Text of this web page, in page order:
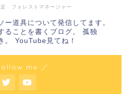
定 フォレストマネージャー
ー道具について発信してます。
ることを書くブログ。 孤独
。 YouTube見てね！
me ／